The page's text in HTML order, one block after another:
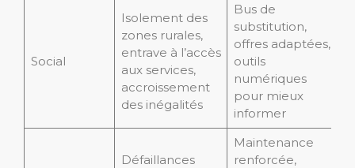
Social
Isolement des
zones rurales,
entrave à l’accès
aux services,
accroissement
des inégalités
Bus de
substitution,
offres adaptées,
outils
numériques
pour mieux
informer
Défaillances
Maintenance
renforcée,